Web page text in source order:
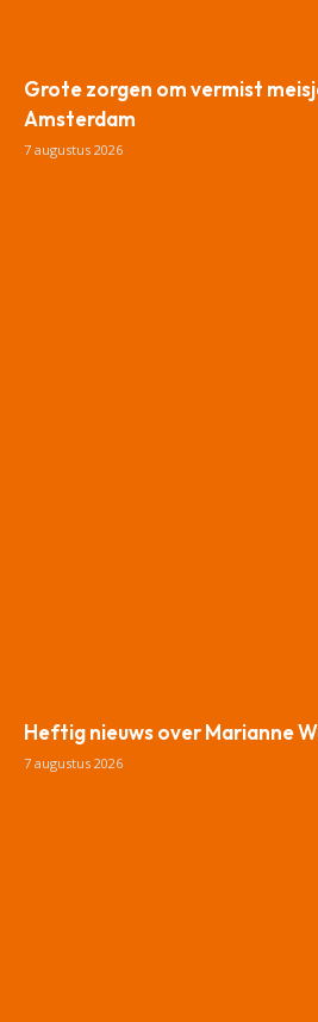
Grote zorgen om vermist
Amsterdam
7 augustus 2026
Heftig nieuws over Marianne
7 augustus 2026